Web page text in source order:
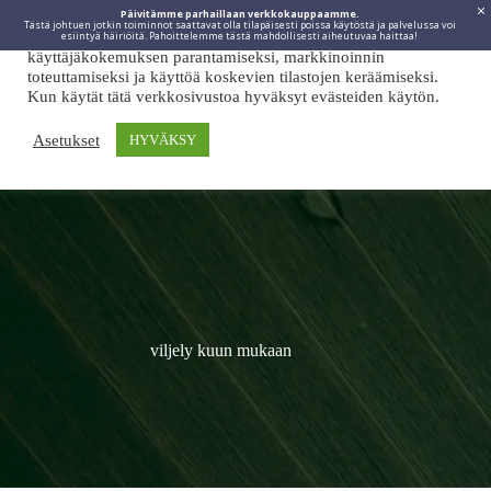
Päivitämme parhaillaan verkkokauppaamme.
Tästä johtuen jotkin toiminnot saattavat olla tilapäisesti poissa käytöstä ja palvelussa voi
esiintyä häiriöitä. Pahoittelemme tästä mahdollisesti aiheutuvaa haittaa!
viljely kuun mukaan
Viidakkotohtori.fi käyttää internetpalveluissaan evästeitä
käyttäjäkokemuksen parantamiseksi, markkinoinnin
toteuttamiseksi ja käyttöä koskevien tilastojen keräämiseksi.
Kun käytät tätä verkkosivustoa hyväksyt evästeiden käytön.
Asetukset HYVÄKSY